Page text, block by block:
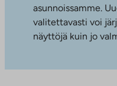
asunnoissamme.
valitettavasti voi
näyttöjä kuin jo